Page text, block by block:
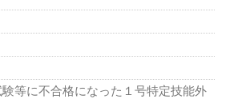
等に不合格になった１号特定技能外